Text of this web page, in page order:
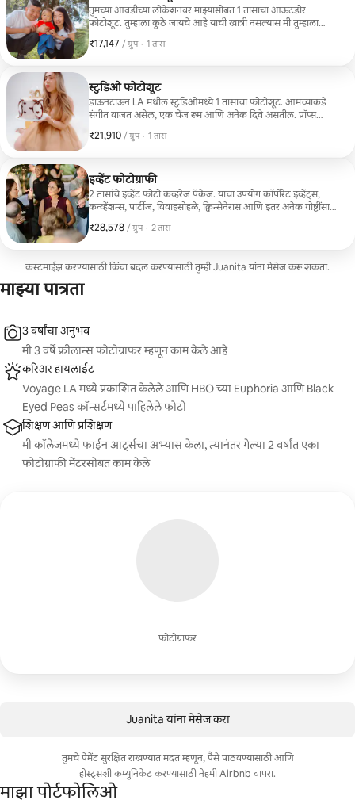
तुमच्या आवडीच्या लोकेशनवर माझ्यासोबत 1 तासाचा आऊटडोर
फोटोशूट. तुम्हाला कुठे जायचे आहे याची खात्री नसल्यास मी तुम्हाला
फोटोजसह एक मूड बोर्ड देऊ शकते.
₹17,147 / ग्रुप
₹17,147, प्रति ग्रुप
, · 1 तास
स्टुडिओ फोटोशूट
डाऊनटाऊन LA मधील स्टुडिओमध्ये 1 तासाचा फोटोशूट. आमच्याकडे
संगीत वाजत असेल, एक चेंज रूम आणि अनेक दिवे असतील. प्रॉप्स
₹21,910 / ग्रुप
₹21,910, प्रति ग्रुप
, · 1 तास
इव्हेंट फोटोग्राफी
2 तासांचे इव्हेंट फोटो कव्हरेज पॅकेज. याचा उपयोग कॉर्पोरेट इव्हेंट्स,
कन्व्हेंशन्स, पार्टीज, विवाहसोहळे, क्विन्सेनेरास आणि इतर अनेक गोष्टींसाठी
₹28,578 / ग्रुप
₹28,578, प्रति ग्रुप
, · 2 तास
कस्टमाईझ करण्यासाठी किंवा बदल करण्यासाठी तुम्ही Juanita यांना मेसेज करू शकता.
माझ्या पात्रता
फोटोग्राफर
3 वर्षांचा अनुभव
मी 3 वर्षे फ्रीलान्स फोटोग्राफर म्हणून काम केले आहे
करिअर हायलाईट
Voyage LA मध्ये प्रकाशित केलेले आणि HBO च्या Euphoria आणि Black
Eyed Peas कॉन्सर्टमध्ये पाहिलेले फोटो
शिक्षण आणि प्रशिक्षण
मी कॉलेजमध्ये फाईन आर्ट्सचा अभ्यास केला, त्यानंतर गेल्या 2 वर्षांत एका
फोटोग्राफी मेंटरसोबत काम केले
Juanita यांना मेसेज करा
तुमचे पेमेंट सुरक्षित राखण्यात मदत म्हणून, पैसे पाठवण्यासाठी आणि
होस्ट्सशी कम्युनिकेट करण्यासाठी नेहमी Airbnb वापरा.
माझा पोर्टफोलिओ